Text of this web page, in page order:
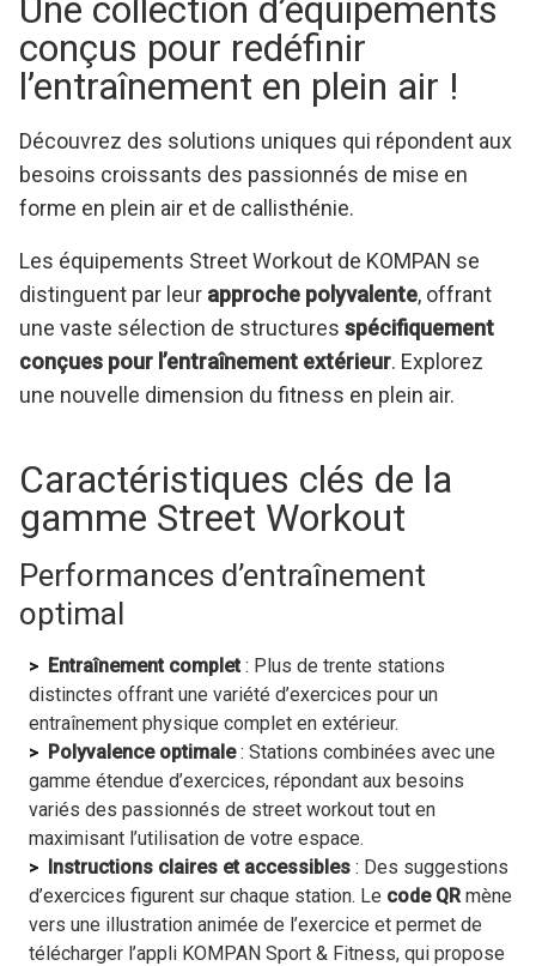
Une collection d’équipements
conçus pour redéfinir
l’entraînement en plein air !
Découvrez des solutions uniques qui répondent aux
besoins croissants des passionnés de mise en
forme en plein air et de callisthénie.
Les équipements Street Workout de KOMPAN se
distinguent par leur approche polyvalente, offrant
une vaste sélection de structures spécifiquement
conçues pour l’entraînement extérieur. Explorez
une nouvelle dimension du fitness en plein air.
Caractéristiques clés de la
gamme Street Workout
Performances d’entraînement
optimal
Entraînement complet: Plus de trente stations
distinctes offrant une variété d’exercices pour un
entraînement physique complet en extérieur.
Polyvalence optimale: Stations combinées avec une
gamme étendue d’exercices, répondant aux besoins
variés des passionnés de street workout tout en
maximisant l’utilisation de votre espace.
Instructions claires et accessibles : Des suggestions
d’exercices figurent sur chaque station. Le code QR mène
vers une illustration animée de l’exercice et permet de
télécharger l’appli KOMPAN Sport & Fitness, qui propose